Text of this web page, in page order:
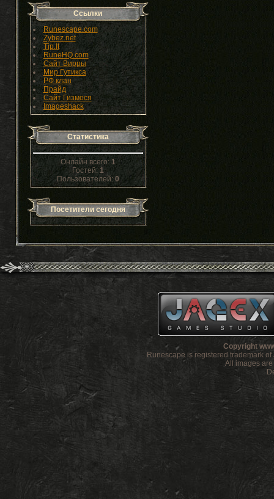
Ссылки
Runescape.com
Zybez.net
Tip.It
RuneHQ.com
Сайт Вирры
Мир Гутикса
РФ клан
Прайд
Сайт Гизмося
Imageshack
Статистика
Онлайн всего: 1
Гостей: 1
Пользователей: 0
Посетители сегодня
Copyright
Runescape is registered trademark
All images